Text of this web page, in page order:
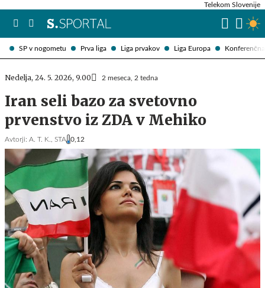
SP v nogometu Prva liga Liga prvakov Liga Europa
Telekom Slovenije
Nedelja, 24. 5. 2026, 9.00 2 meseca, 2 tedna
Iran seli bazo za svetovno
prvenstvo iz ZDA v Mehiko
Avtorji: A. T. K., STA 0,12